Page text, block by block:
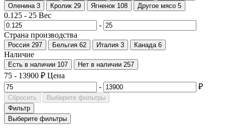
Оленина 3 Кролик 29 Ягненок 108 Другое мясо 5
0.125 - 25 Вес
-
Страна производства
Россия 297 Бельгия 62 Италия 3 Канада 6
Наличие
Есть в наличии 107 Нет в наличии 257
75 - 13900 ₽ Цена
-
₽
Сбросить
Выберите фильтры
Фильтр
Выберите фильтры